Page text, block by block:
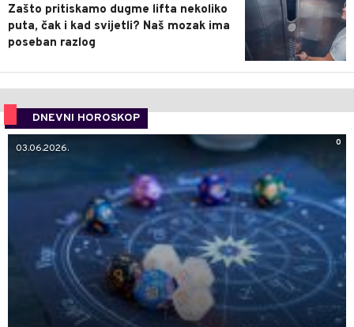
Zašto pritiskamo dugme lifta nekoliko
puta, čak i kad svijetli? Naš mozak ima
poseban razlog
DNEVNI HOROSKOP
0
03.06.2026.